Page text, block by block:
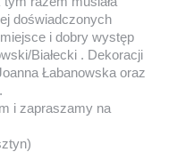
doświadczonych
i dobry występ
Białecki . Dekoracji
Łabanowska oraz
i zapraszamy na